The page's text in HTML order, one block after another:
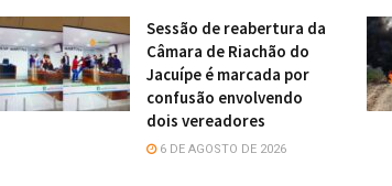
Sessão de reabertura da
Câmara de Riachão do
Jacuípe é marcada por
confusão envolvendo
dois vereadores
6 DE AGOSTO DE 2026